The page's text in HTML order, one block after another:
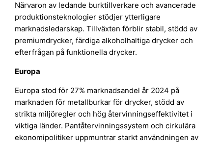
Närvaron av ledande burktillverkare och avancerade
produktionsteknologier stödjer ytterligare
marknadsledarskap. Tillväxten förblir stabil, stödd av
premiumdrycker, färdiga alkoholhaltiga drycker och
efterfrågan på funktionella drycker.
Europa
Europa stod för 27% marknadsandel år 2024 på
marknaden för metallburkar för drycker, stödd av
strikta miljöregler och hög återvinningseffektivitet i
viktiga länder. Pantåtervinningssystem och cirkulära
ekonomipolitiker uppmuntrar starkt användningen av